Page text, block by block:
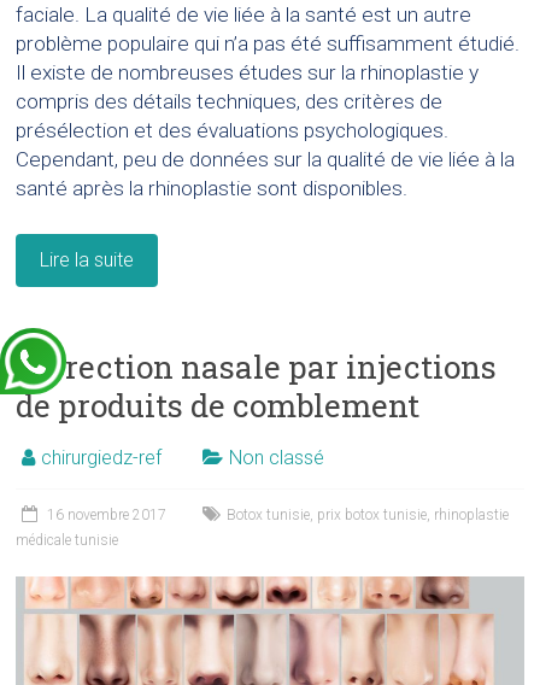
faciale. La qualité de vie liée à la santé est un autre
problème populaire qui n’a pas été suffisamment étudié.
Il existe de nombreuses études sur la rhinoplastie y
compris des détails techniques, des critères de
présélection et des évaluations psychologiques.
Cependant, peu de données sur la qualité de vie liée à la
santé après la rhinoplastie sont disponibles.
Lire la suite
Correction nasale par injections
de produits de comblement
chirurgiedz-ref Non classé
16 novembre 2017 Botox tunisie, prix botox tunisie, rhinoplastie
médicale tunisie